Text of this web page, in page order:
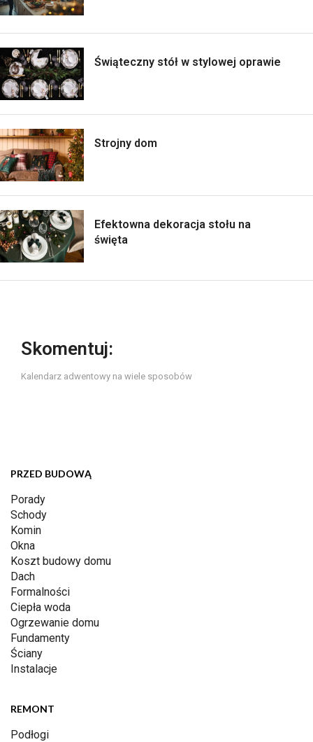
Świąteczny stół w stylowej oprawie
Strojny dom
Efektowna dekoracja stołu na
święta
Skomentuj:
Kalendarz adwentowy na wiele sposobów
PRZED BUDOWĄ
Porady
Schody
Komin
Okna
Koszt budowy domu
Dach
Formalności
Ciepła woda
Ogrzewanie domu
Fundamenty
Ściany
Instalacje
REMONT
Podłogi